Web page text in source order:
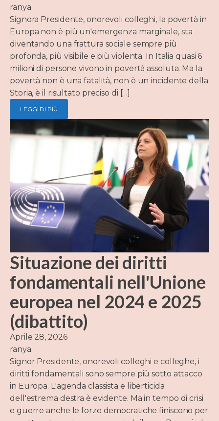
ranya
Signora Presidente, onorevoli colleghi, la povertà in
Europa non è più un'emergenza marginale, sta
diventando una frattura sociale sempre più
profonda, più visibile e più violenta. In Italia quasi 6
milioni di persone vivono in povertà assoluta. Ma la
povertà non è una fatalità, non è un incidente della
Storia, è il risultato preciso di […]
LEGGI DI PIÙ
Situazione dei diritti
fondamentali nell'Unione
europea nel 2024 e 2025
(dibattito)
Aprile 28, 2026
ranya
Signor Presidente, onorevoli colleghi e colleghe, i
diritti fondamentali sono sempre più sotto attacco
in Europa. L'agenda classista e liberticida
dell'estrema destra è evidente. Ma in tempo di crisi
e guerre anche le forze democratiche finiscono per